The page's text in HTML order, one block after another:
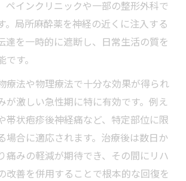
ペインクリニックや一部の整形外科で
。局所麻酔薬を神経の近くに注入する
達を一時的に遮断し、日常生活の質を
す。
療法や物理療法で十分な効果が得られ
が激しい急性期に特に有効です。例え
帯状疱疹後神経痛など、特定部位に限
場合に適応されます。治療後は数日か
痛みの軽減が期待でき、その間にリハ
改善を併用することで根本的な回復を